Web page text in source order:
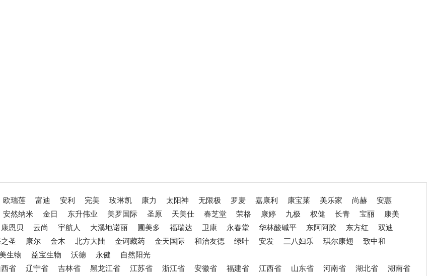
欧瑞莲 富迪 安利 完美 玫琳凯 康力 太阳神 无限极 罗麦 嘉康利 康宝莱 美乐家 尚赫
安惠
安然纳米 金日 东升伟业 美罗国际 圣原 天美仕 春芝堂 荣格 康婷 九极 权健 长青 宝丽
康美
康恩贝 云尚 宇航人 大溪地诺丽 圃美多 福瑞达 卫康 永春堂 华林酸碱平 东阿阿胶 东方红
双迪
圣 康尔 金木 北方大陆 金诃藏药 金天国际 和治友德 绿叶 安发 三八妇乐 琪尔康翅
致中和
生物 益宝生物 沃德 永健
自然阳光
省 辽宁省 吉林省 黑龙江省 江苏省 浙江省 安徽省 福建省 江西省 山东省 河南省 湖北省
湖南省